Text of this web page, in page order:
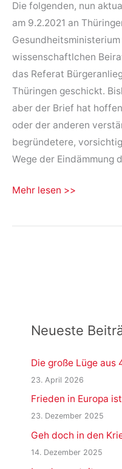
Die folgenden, nun
am 9.2.2021 an
Gesundheitsministerium
wissenschaftlchen
das Referat
Thüringen geschickt.
aber der Brief hat
oder der anderen
begründetere,
Wege der Eindämmung
Freiheit
Corona-
Mehr lesen >>
Neueste
Die große Lüge aus
23. April 2026
Frieden in Europa
23. Dezember 2025
Geh doch in den
14. Dezember 2025